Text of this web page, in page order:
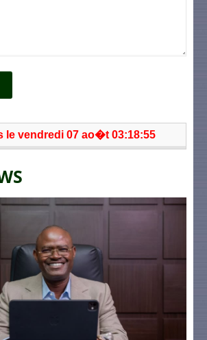
le vendredi 07 ao�t 03:18:55